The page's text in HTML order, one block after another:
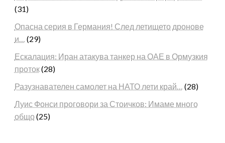
(31)
Опасна серия в Германия! След летището дронове
и… (29)
Ескалация: Иран атакува танкер на ОАЕ в Ормузкия
проток(28)
Разузнавателен самолет на НАТО лети край… (28)
Луис Фонси проговори за Стоичков: Имаме много
общо (25)